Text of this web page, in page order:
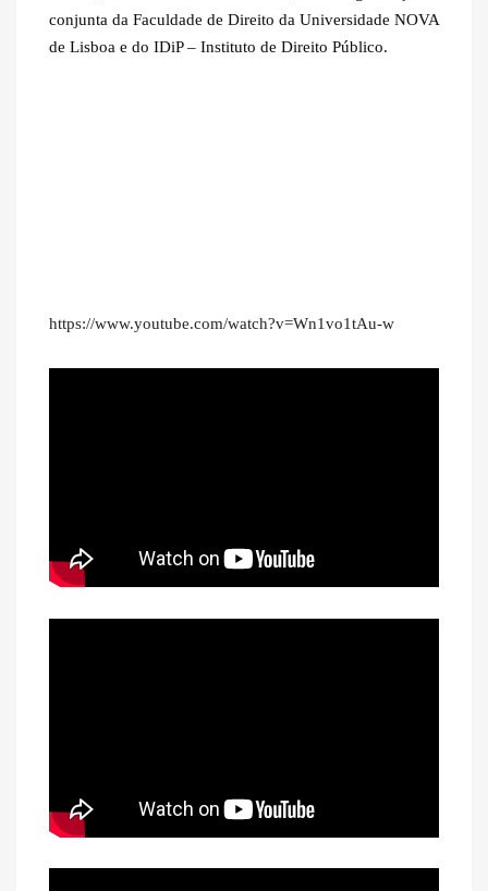
conjunta da Faculdade de Direito da Universidade NOVA
de Lisboa e do IDiP – Instituto de Direito Público.
https://www.youtube.com/watch?v=Wn1vo1tAu-w